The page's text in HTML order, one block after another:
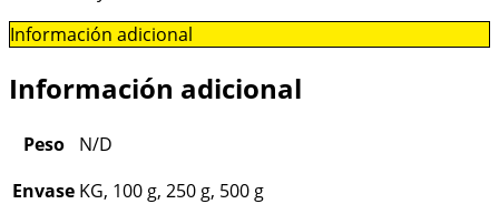
Información adicional
Información adicional
Peso
N/D
Envase KG, 100 g, 250 g, 500 g